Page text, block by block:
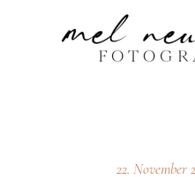
22. November